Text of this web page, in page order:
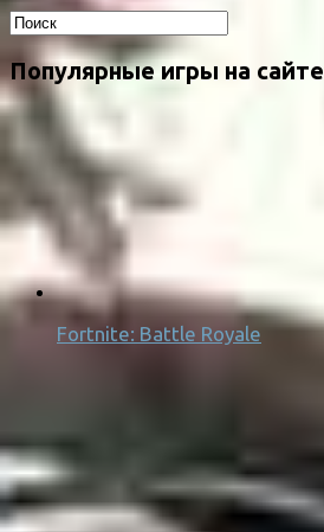
Популярные игры на сайте
Fortnite: Battle Royale